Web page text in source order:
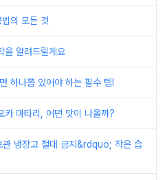
의 모든 것
을 알려드릴게요
하나쯤 있어야 하는 필수 템!
카 마타리, 어떤 맛이 나올까?
냉장고 절대 금지&rdquo; 작은 습